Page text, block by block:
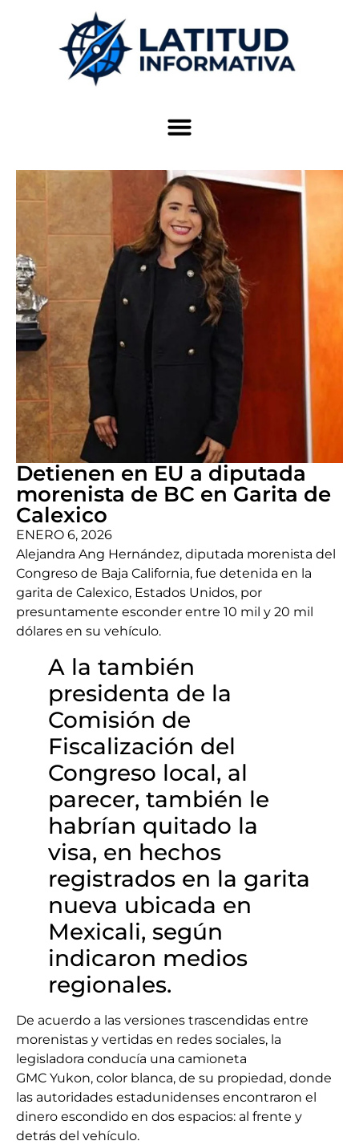
Detienen en EU a diputada
morenista de BC en Garita de
Calexico
ENERO 6, 2026
Alejandra Ang Hernández, diputada morenista del
Congreso de Baja California, fue detenida en la
garita de Calexico, Estados Unidos, por
presuntamente esconder entre 10 mil y 20 mil
dólares en su vehículo.
A la también
presidenta de la
Comisión de
Fiscalización del
Congreso local, al
parecer, también le
habrían quitado la
visa, en hechos
registrados en la garita
nueva ubicada en
Mexicali, según
indicaron medios
regionales.
De acuerdo a las versiones trascendidas entre
morenistas y vertidas en redes sociales, la
legisladora conducía una camioneta
GMC Yukon, color blanca, de su propiedad, donde
las autoridades estadunidenses encontraron el
dinero escondido en dos espacios: al frente y
detrás del vehículo.